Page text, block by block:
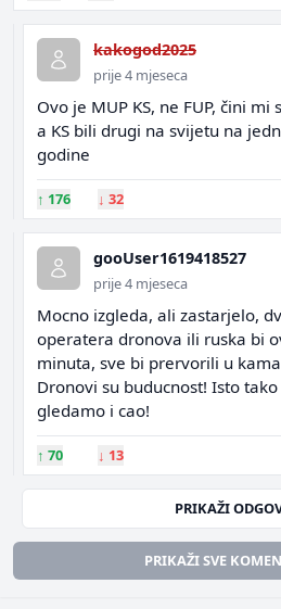
kakogod2025
prije 4 mjeseca
Ovo je MUP KS, ne FUP, čini
a KS bili drugi na svijetu na
godine
↑ 176 ↓ 32
gooUser1619418527
prije 4 mjeseca
Mocno izgleda, ali zastarjelo,
operatera dronova ili ruska bi
minuta, sve bi prervorili u
Dronovi su buducnost! Isto
gledamo i cao!
↑ 70 ↓ 13
PRIKAŽI
PRIKAŽI SVE